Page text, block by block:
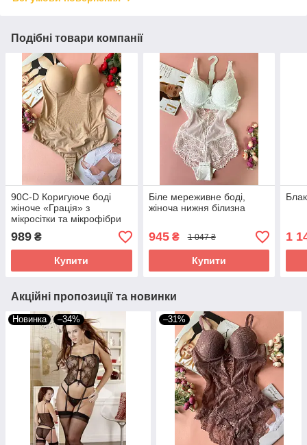
Подібні товари компанії
90C-D Коригуюче боді
жіноче «Грація» з
мікросітки та мікрофібри
989 ₴
Купити
Біле мереживне боді,
жіноча нижня білизна
945₴ 1 047 ₴
Купити
1
Акційні пропозиції та новинки
Новинка –34% –31%